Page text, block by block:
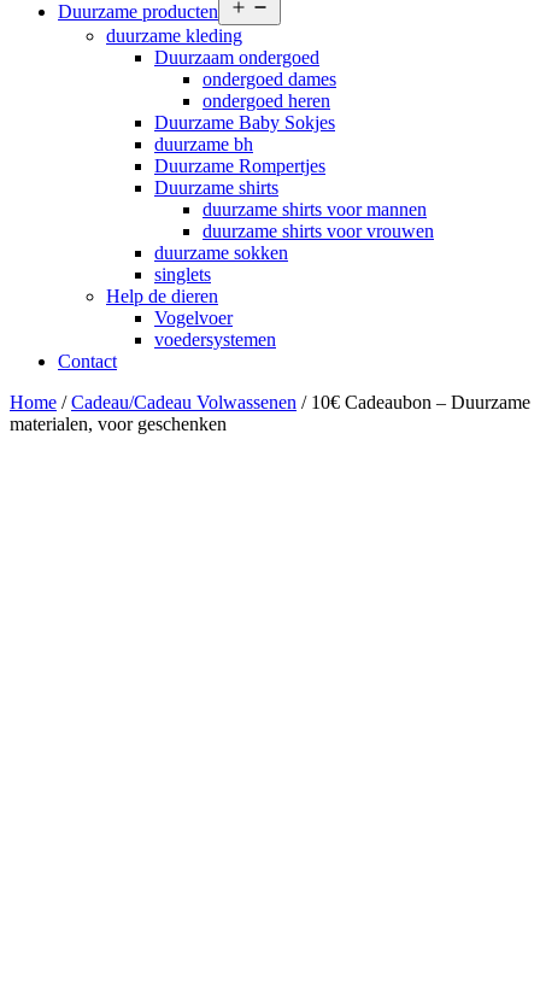
Duurzame producten
menu
duurzame kleding
Duurzaam ondergoed
ondergoed dames
ondergoed heren
Duurzame Baby Sokjes
duurzame bh
Duurzame Rompertjes
Duurzame shirts
duurzame shirts voor mannen
duurzame shirts voor vrouwen
duurzame sokken
singlets
Help de dieren
Vogelvoer
voedersystemen
Contact
Home /Cadeau/Cadeau Volwassenen / 10€ Cadeaubon – Duurzame
materialen, voor geschenken